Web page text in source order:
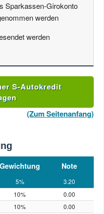
Sparkassen-Girokonto
werden
werden
S-Autokredit
(Zum Seitenanfang)
Gewichtung Note
5%
3.20
10%
0.00
10%
0.00